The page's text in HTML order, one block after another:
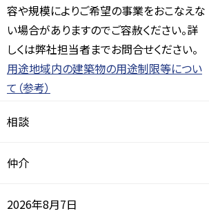
容や規模によりご希望の事業をおこなえな
い場合がありますのでご容赦ください。詳
しくは弊社担当者までお問合せください。
用途地域内の建築物の用途制限等につい
て（参考）
相談
仲介
2026年8月7日